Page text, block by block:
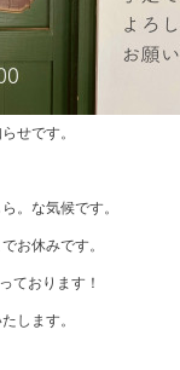
せです。
。な気候です。
お休みです。
ております！
します。